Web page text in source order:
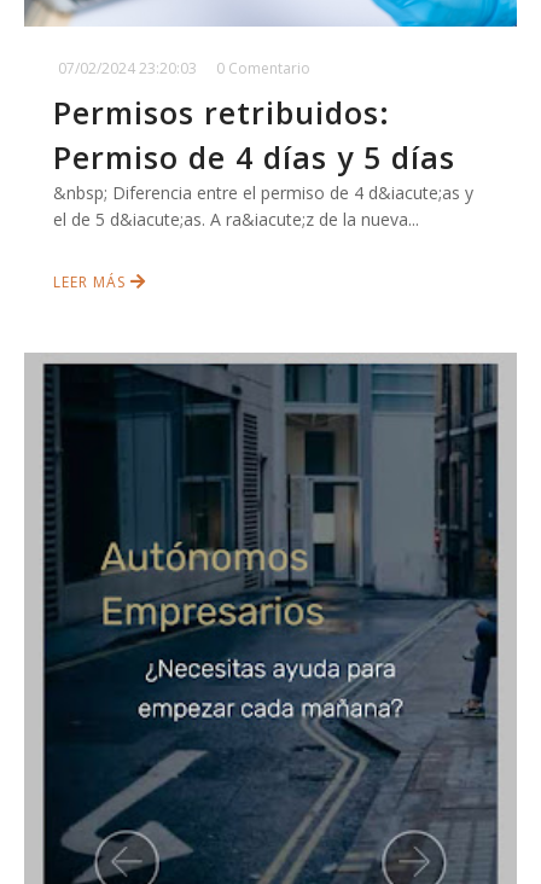
07/02/2024 23:20:03 0 Comentario
Permisos retribuidos:
Permiso de 4 días y 5 días
&nbsp; Diferencia entre el permiso de 4 d&iacute;as y
el de 5 d&iacute;as. A ra&iacute;z de la nueva...
LEER MÁS